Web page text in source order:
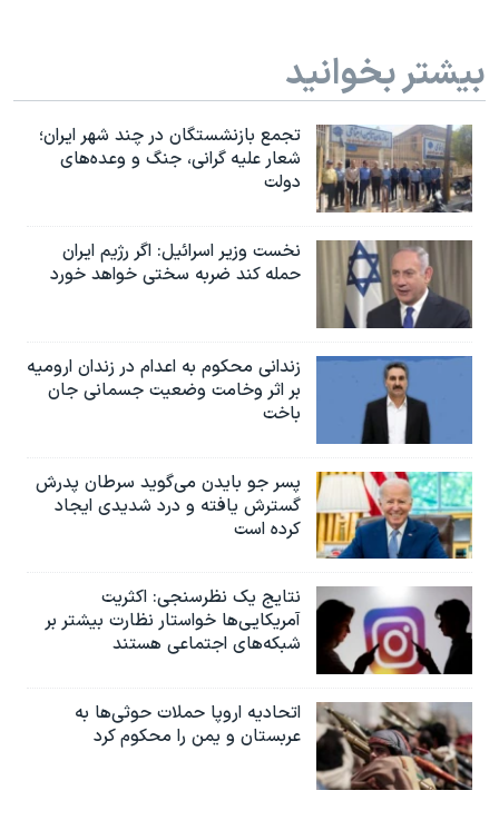
بیشتر بخوانید
تجمع بازنشستگان در چند شهر ایران؛
شعار علیه گرانی، جنگ و وعده‌های
دولت
نخست وزیر اسرائيل: اگر رژیم ایران
حمله کند ضربه سختی خواهد خورد
زندانی محکوم به اعدام در زندان ارومیه
بر اثر وخامت وضعیت جسمانی جان
باخت
پسر جو بایدن می‌گوید سرطان پدرش
گسترش یافته و درد شدیدی ایجاد
کرده است
نتایج یک نظرسنجی: اکثریت
آمریکایی‌ها خواستار نظارت بیشتر بر
شبکه‌های اجتماعی هستند
اتحادیه اروپا حملات حوثی‌ها به
عربستان و یمن را محکوم کرد